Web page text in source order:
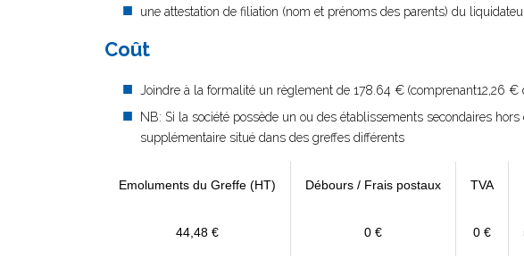
une attestation de filiation (nom et prénoms des parents) du
Coût
Joindre à la formalité un règlement de 178.64 € (comprenant12,26 €
NB: Si la société possède un ou des établissements secondaires
supplémentaire situé dans des greffes différents
Emoluments du Greffe (HT) Débours / Frais postaux TVA
44,48 € 0 € 0 €